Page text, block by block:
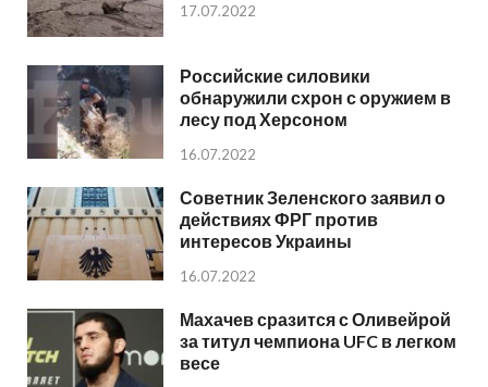
17.07.2022
Российские силовики
обнаружили схрон с оружием в
лесу под Херсоном
16.07.2022
Советник Зеленского заявил о
действиях ФРГ против
интересов Украины
16.07.2022
Махачев сразится с Оливейрой
за титул чемпиона UFC в легком
весе